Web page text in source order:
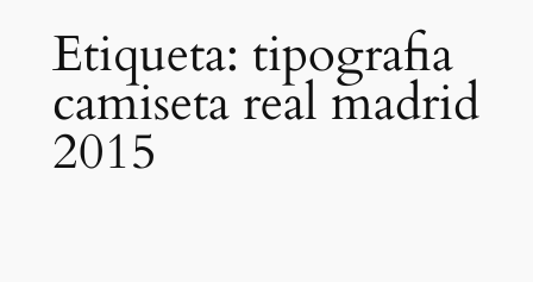
Etiqueta: tipografia
camiseta real madrid
2015